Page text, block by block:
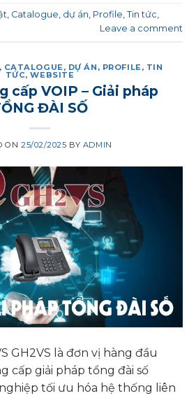
, Catalogue, dự án, Profile,Tin tức,
Leave a comment
, CATALOGUE , DỰ ÁN , PROFILE , TIN
TỨC,WEBSITE
cấp VOIP – Giải pháp
ĐÀI SỐ
ON 25/02/2025 BY ADMIN
GH2VS là đơn vị hàng đầu
cấp giải pháp tổng đài số
tối ưu hóa hệ thống liên